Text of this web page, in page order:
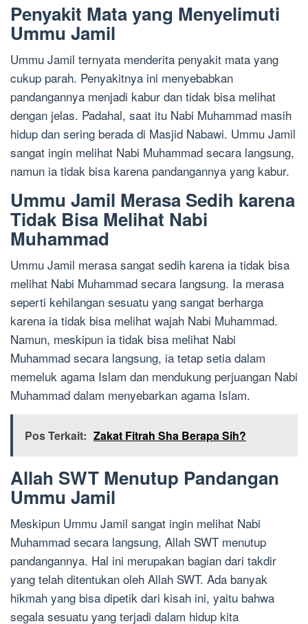
Penyakit Mata yang Menyelimuti
Ummu Jamil
Ummu Jamil ternyata menderita penyakit mata yang
cukup parah. Penyakitnya ini menyebabkan
pandangannya menjadi kabur dan tidak bisa melihat
dengan jelas. Padahal, saat itu Nabi Muhammad masih
hidup dan sering berada di Masjid Nabawi. Ummu Jamil
sangat ingin melihat Nabi Muhammad secara langsung,
namun ia tidak bisa karena pandangannya yang kabur.
Ummu Jamil Merasa Sedih karena
Tidak Bisa Melihat Nabi
Muhammad
Ummu Jamil merasa sangat sedih karena ia tidak bisa
melihat Nabi Muhammad secara langsung. Ia merasa
seperti kehilangan sesuatu yang sangat berharga
karena ia tidak bisa melihat wajah Nabi Muhammad.
Namun, meskipun ia tidak bisa melihat Nabi
Muhammad secara langsung, ia tetap setia dalam
memeluk agama Islam dan mendukung perjuangan Nabi
Muhammad dalam menyebarkan agama Islam.
Pos Terkait: Zakat Fitrah Sha Berapa Sih?
Allah SWT Menutup Pandangan
Ummu Jamil
Meskipun Ummu Jamil sangat ingin melihat Nabi
Muhammad secara langsung, Allah SWT menutup
pandangannya. Hal ini merupakan bagian dari takdir
yang telah ditentukan oleh Allah SWT. Ada banyak
hikmah yang bisa dipetik dari kisah ini, yaitu bahwa
segala sesuatu yang terjadi dalam hidup kita